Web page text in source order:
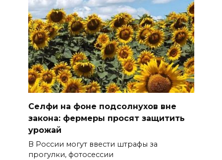
Селфи на фоне подсолнухов вне
закона: фермеры просят защитить
урожай
В России могут ввести штрафы за
прогулки, фотосессии